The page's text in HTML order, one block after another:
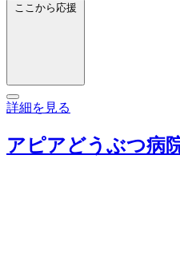
ここから応援
詳細を見る
アピアどうぶつ病